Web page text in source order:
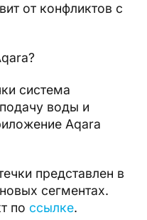
от конфликтов с
система
воды и
Aqara
представлен в
сегментах.
по ссылке.